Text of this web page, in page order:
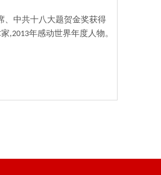
、中共十八大题贺金奖获得
,2013年感动世界年度人物。